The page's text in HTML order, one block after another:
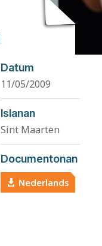
Datum
11/05/2009
Islanan
Sint Maarten
Documentonan
Nederlands